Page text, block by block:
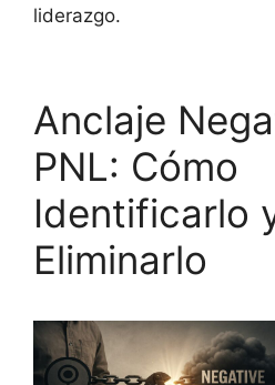
liderazgo.
Anclaje
PNL: Cómo
Identificarlo
Eliminarlo